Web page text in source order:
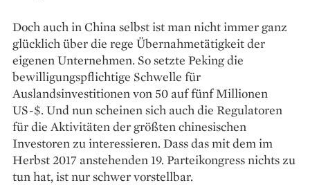
Doch auch in China selbst ist man nicht immer ganz
glücklich über die rege Übernahmetätigkeit der
eigenen Unternehmen. So setzte Peking die
bewilligungspflichtige Schwelle für
Auslandsinvestitionen von 50 auf fünf Millionen
US-$. Und nun scheinen sich auch die Regulatoren
für die Aktivitäten der größten chinesischen
Investoren zu interessieren. Dass das mit dem im
Herbst 2017 anstehenden 19. Parteikongress nichts zu
tun hat, ist nur schwer vorstellbar.